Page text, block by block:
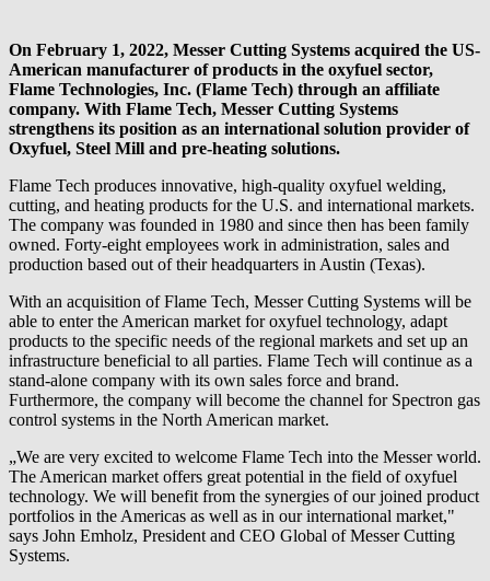
On February 1, 2022, Messer Cutting Systems acquired the US-
American manufacturer of products in the oxyfuel sector,
Flame Technologies, Inc. (Flame Tech) through an affiliate
company. With Flame Tech, Messer Cutting Systems
strengthens its position as an international solution provider of
Oxyfuel, Steel Mill and pre-heating solutions.
Flame Tech produces innovative, high-quality oxyfuel welding,
cutting, and heating products for the U.S. and international markets.
The company was founded in 1980 and since then has been family
owned. Forty-eight employees work in administration, sales and
production based out of their headquarters in Austin (Texas).
With an acquisition of Flame Tech, Messer Cutting Systems will be
able to enter the American market for oxyfuel technology, adapt
products to the specific needs of the regional markets and set up an
infrastructure beneficial to all parties. Flame Tech will continue as a
stand-alone company with its own sales force and brand.
Furthermore, the company will become the channel for Spectron gas
control systems in the North American market.
„We are very excited to welcome Flame Tech into the Messer world.
The American market offers great potential in the field of oxyfuel
technology. We will benefit from the synergies of our joined product
portfolios in the Americas as well as in our international market,"
says John Emholz, President and CEO Global of Messer Cutting
Systems.